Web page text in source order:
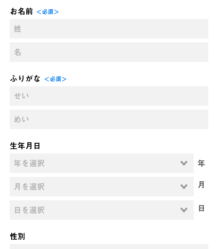
お名前 ＜必須＞
ふりがな ＜必須＞
生年月日
年
月
日
性別